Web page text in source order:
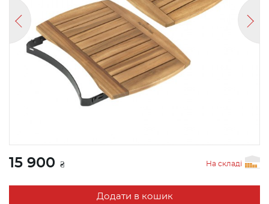
15 900 ₴ На складі
Додати в кошик